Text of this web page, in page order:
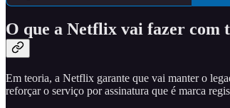
O que a Netflix vai fazer com
Em teoria, a Netflix garante que vai manter o
reforçar o serviço por assinatura que é marca